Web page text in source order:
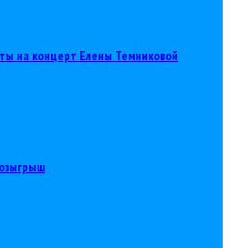
на концерт Елены Темниковой